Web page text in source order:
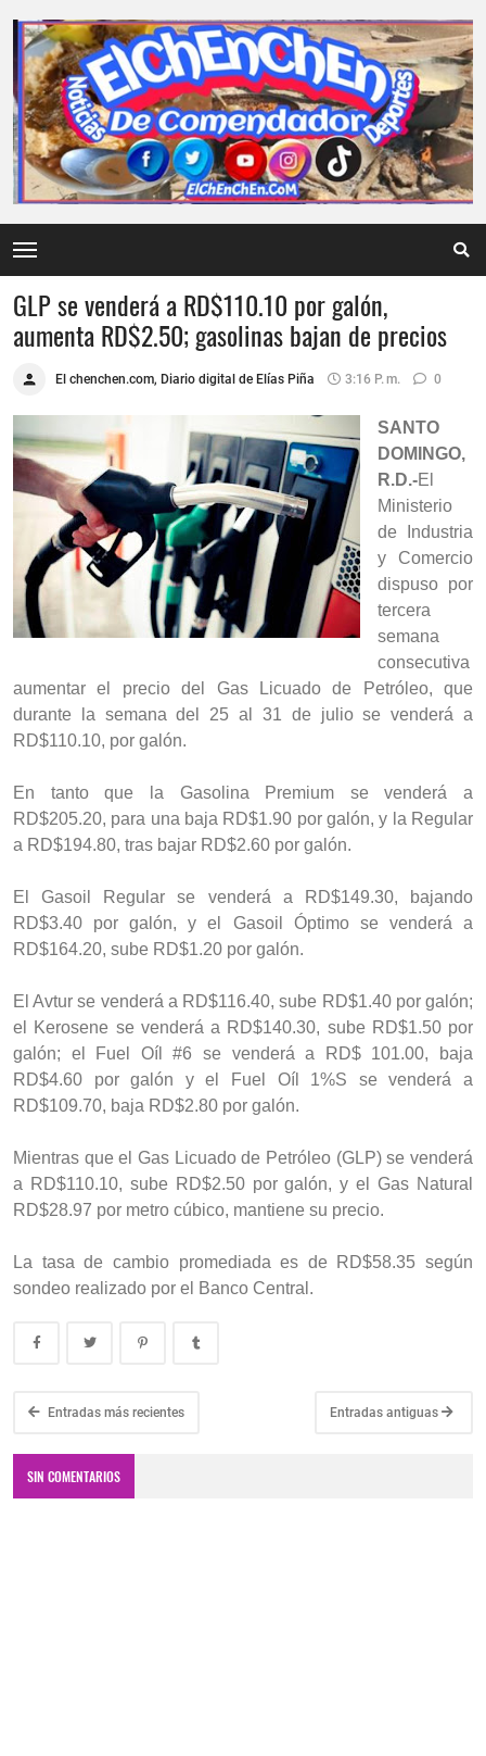
GLP se venderá a RD$110.10 por galón,
aumenta RD$2.50; gasolinas bajan de precios
El chenchen.com, Diario digital de Elías Piña 3:16 P. M. 0
SANTO
DOMINGO,
R.D.-El
Ministerio
de Industria
y Comercio
dispuso por
tercera
semana
consecutiva
aumentar el precio del Gas Licuado de Petróleo, que
durante la semana del 25 al 31 de julio se venderá a
RD$110.10, por galón.
En tanto que la Gasolina Premium se venderá a
RD$205.20, para una baja RD$1.90 por galón, y la Regular
a RD$194.80, tras bajar RD$2.60 por galón.
El Gasoil Regular se venderá a RD$149.30, bajando
RD$3.40 por galón, y el Gasoil Óptimo se venderá a
RD$164.20, sube RD$1.20 por galón.
El Avtur se venderá a RD$116.40, sube RD$1.40 por galón;
el Kerosene se venderá a RD$140.30, sube RD$1.50 por
galón; el Fuel Oíl #6 se venderá a RD$ 101.00, baja
RD$4.60 por galón y el Fuel Oíl 1%S se venderá a
RD$109.70, baja RD$2.80 por galón.
Mientras que el Gas Licuado de Petróleo (GLP) se venderá
a RD$110.10, sube RD$2.50 por galón, y el Gas Natural
RD$28.97 por metro cúbico, mantiene su precio.
La tasa de cambio promediada es de RD$58.35 según
sondeo realizado por el Banco Central.
Entradas más recientes Entradas antiguas
SIN COMENTARIOS